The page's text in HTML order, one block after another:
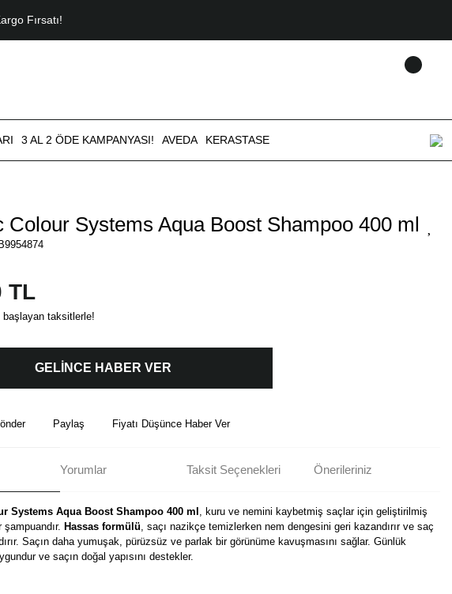
Fırsatı!
3 AL 2 ÖDE KAMPANYASI! AVEDA KERASTASE
Colour Systems Aqua Boost Shampoo 400 ml
TL
başlayan taksitlerle!
GELİNCE HABER VER
Paylaş Fiyatı Düşünce Haber Ver
Yorumlar Taksit Seçenekleri Önerileriniz
Systems Aqua Boost Shampoo 400 ml , kuru ve nemini kaybetmiş saçlar için geliştirilmiş
Hassas formülü, saçı nazikçe temizlerken nem dengesini geri kazandırır ve saç
Saçın daha yumuşak, pürüzsüz ve parlak bir görünüme kavuşmasını sağlar. Günlük
ve saçın doğal yapısını destekler.